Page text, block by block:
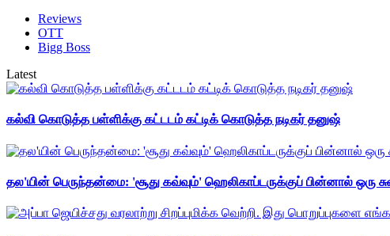
Reviews
OTT
Bigg Boss
Latest
கல்வி கொடுத்த பள்ளிக்கு கட்டடம் கட்டிக் கொடுத்த நடிகர் தனுஷ்
தல'யின் பெருந்தன்மை: 'சூது கவ்வும்' ஹெலிகாப்டருக்குப் பின்னால் ஒரு